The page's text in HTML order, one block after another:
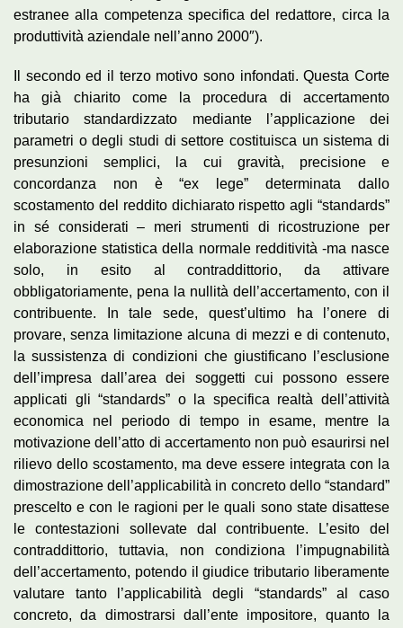
estranee alla competenza specifica del redattore, circa la
produttività aziendale nell’anno 2000″).
Il secondo ed il terzo motivo sono infondati. Questa Corte
ha già chiarito come la procedura di accertamento
tributario standardizzato mediante l’applicazione dei
parametri o degli studi di settore costituisca un sistema di
presunzioni semplici, la cui gravità, precisione e
concordanza non è “ex lege” determinata dallo
scostamento del reddito dichiarato rispetto agli “standards”
in sé considerati – meri strumenti di ricostruzione per
elaborazione statistica della normale redditività -ma nasce
solo, in esito al contraddittorio, da attivare
obbligatoriamente, pena la nullità dell’accertamento, con il
contribuente. In tale sede, quest’ultimo ha l’onere di
provare, senza limitazione alcuna di mezzi e di contenuto,
la sussistenza di condizioni che giustificano l’esclusione
dell’impresa dall’area dei soggetti cui possono essere
applicati gli “standards” o la specifica realtà dell’attività
economica nel periodo di tempo in esame, mentre la
motivazione dell’atto di accertamento non può esaurirsi nel
rilievo dello scostamento, ma deve essere integrata con la
dimostrazione dell’applicabilità in concreto dello “standard”
prescelto e con le ragioni per le quali sono state disattese
le contestazioni sollevate dal contribuente. L’esito del
contraddittorio, tuttavia, non condiziona l’impugnabilità
dell’accertamento, potendo il giudice tributario liberamente
valutare tanto l’applicabilità degli “standards” al caso
concreto, da dimostrarsi dall’ente impositore, quanto la